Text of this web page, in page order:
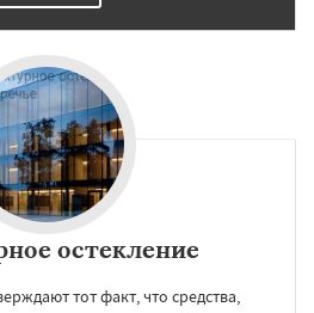
остекление
тот факт, что средства,